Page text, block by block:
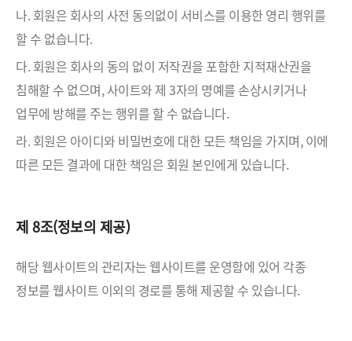
나. 회원은 회사의 사전 동의없이 서비스를 이용한 영리 행위를
할 수 없습니다.
다. 회원은 회사의 동의 없이 저작권을 포함한 지적재산권을
침해할 수 없으며, 사이트와 제 3자의 명예를 손상시키거나
업무에 방해를 주는 행위를 할 수 없습니다.
라. 회원은 아이디와 비밀번호에 대한 모든 책임을 가지며, 이에
따른 모든 결과에 대한 책임은 회원 본인에게 있습니다.
제 8조(정보의 제공)
해당 웹사이트의 관리자는 웹사이트를 운영함에 있어 각종
정보를 웹사이트 이외의 경로를 통해 제공할 수 있습니다.